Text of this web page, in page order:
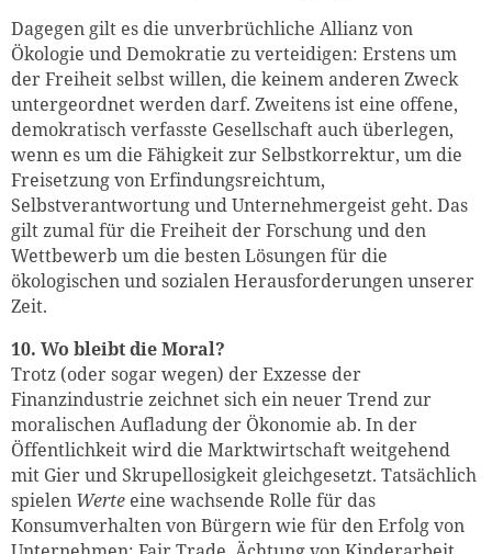
Dagegen gilt es die unverbrüchliche Allianz von
Ökologie und Demokratie zu verteidigen: Erstens um
der Freiheit selbst willen, die keinem anderen Zweck
untergeordnet werden darf. Zweitens ist eine offene,
demokratisch verfasste Gesellschaft auch überlegen,
wenn es um die Fähigkeit zur Selbstkorrektur, um die
Freisetzung von Erfindungsreichtum,
Selbstverantwortung und Unternehmergeist geht. Das
gilt zumal für die Freiheit der Forschung und den
Wettbewerb um die besten Lösungen für die
ökologischen und sozialen Herausforderungen unserer
Zeit.
10. Wo bleibt die Moral?
Trotz (oder sogar wegen) der Exzesse der
Finanzindustrie zeichnet sich ein neuer Trend zur
moralischen Aufladung der Ökonomie ab. In der
Öffentlichkeit wird die Marktwirtschaft weitgehend
mit Gier und Skrupellosigkeit gleichgesetzt. Tatsächlich
spielen Werte eine wachsende Rolle für das
Konsumverhalten von Bürgern wie für den Erfolg von